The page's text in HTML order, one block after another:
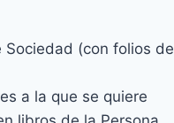
(con folios de
a la que se quiere